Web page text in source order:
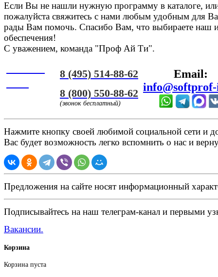
Если Вы не нашли нужную программу в каталоге,
пожалуйста свяжитесь с нами любым удобным для
рады Вам помочь. Спасибо Вам, что выбираете наш
обеспечения!
С уважением, команда "Проф Ай Ти".
8 (495) 514-88-62
8 (800) 550-88-62
(звонок бесплатный)
Email:
Нажмите кнопку своей любимой социальной сети и
Вас будет возможность легко вспомнить о нас и
Предложения на сайте носят информационный
Подписывайтесь на наш телеграм-канал и первыми
Вакансии.
Корзина
Корзина пуста